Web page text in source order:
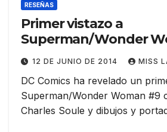
RESEÑAS
Primer vistazo a
Superman/Wonder
12 DE JUNIO DE 2014 MISS
DC Comics ha revelado un
Superman/Wonder Woman #9
Charles Soule y dibujos y